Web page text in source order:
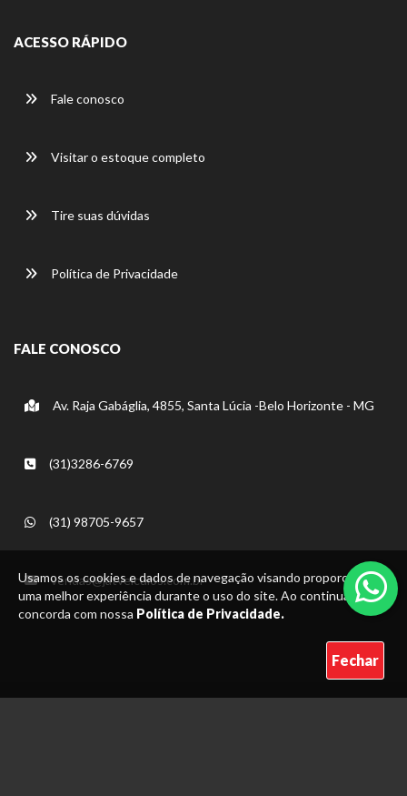
Usamos os cookies e dados de navegação visando proporcionar
uma melhor experiência durante o uso do site. Ao continuar, você
concorda com nossa Política de Privacidade.
Fechar
ACESSO RÁPIDO
Fale conosco
Visitar o estoque completo
Tire suas dúvidas
Política de Privacidade
FALE CONOSCO
Av. Raja Gabáglia, 4855, Santa Lúcia -Belo Horizonte - MG
(31)3286-6769
(31) 98705-9657
vendas@jatveiculos.com.br